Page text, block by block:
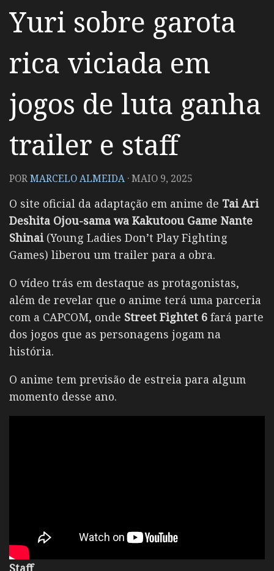
Yuri sobre garota
rica viciada em
jogos de luta ganha
trailer e staff
PORMARCELO ALMEIDA ·MAIO 9, 2025
O site oficial da adaptação em anime de Tai Ari
Deshita Ojоu-sama wa Kakutоou Game Nante
Shinai(Young Ladies Don’t Play Fighting
Games) liberou um trailer para a obra.
O vídeo trás em destaque as protagonistas,
além de revelar que o anime terá uma parceria
com a CAPCOM, onde Street Fightet 6 fará parte
dos jogos que as personagens jogam na
história.
O anime tem previsão de estreia para algum
momento desse ano.
Staff